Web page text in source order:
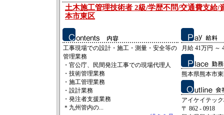
土木施工管理技術者 2級/学歴不問/交通費支給/
本市東区
工事現場での設計・施工・測量・安全等の
管理業務
・官公庁、民間発注工事での現場代理人
・技術管理業務
・施工管理業務
・設計業務
・発注者支援業務
＊九州管内の...
月給 41万円 ～
熊本県熊本市
アイケイテッ
〒 862 - 0918